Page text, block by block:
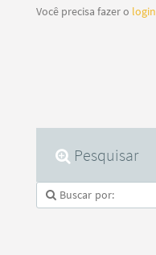
Você precisa fazer o login
Pesquisar